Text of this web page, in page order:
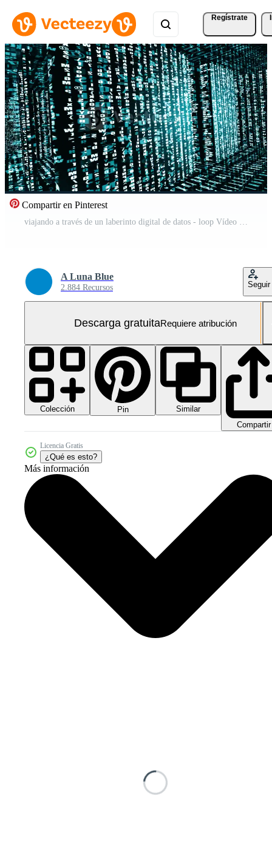
Regístrate
Compartir en Pinterest
viajando a través de un laberinto digital de datos - loop Vídeo Gratis
A Luna Blue
2.884 Recursos Seguir
Descarga gratuitaRequiere atribución
Colección Pin
Similar
Compartir
Licencia Gratis
¿Qué es esto?
Más información